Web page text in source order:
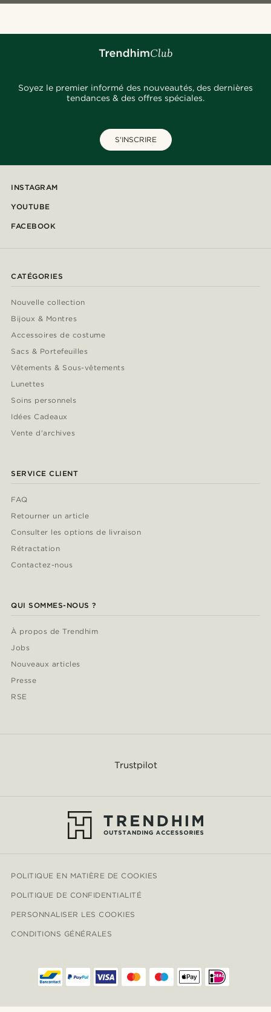
Soyez le premier informé des nouveautés, des dernières
tendances & des offres spéciales.
S'INSCRIRE
INSTAGRAM
YOUTUBE
FACEBOOK
CATÉGORIES
Nouvelle collection
Bijoux & Montres
Accessoires de costume
Sacs & Portefeuilles
Vêtements & Sous-vêtements
Lunettes
Soins personnels
Idées Cadeaux
Vente d'archives
SERVICE CLIENT
FAQ
Retourner un article
Consulter les options de livraison
Rétractation
Contactez-nous
QUI SOMMES-NOUS ?
À propos de Trendhim
Jobs
Nouveaux articles
Presse
RSE
Trustpilot
POLITIQUE EN MATIÈRE DE COOKIES
POLITIQUE DE CONFIDENTIALITÉ
PERSONNALISER LES COOKIES
CONDITIONS GÉNÉRALES